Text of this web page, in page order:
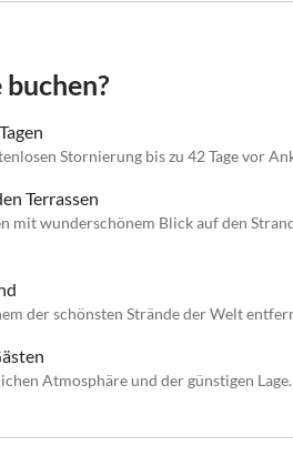
Stornierung bis zu 42 Tage vor
Terrassen
mit wunderschönem Blick auf den
der schönsten Strände der Welt
Atmosphäre und der günstigen Lage.